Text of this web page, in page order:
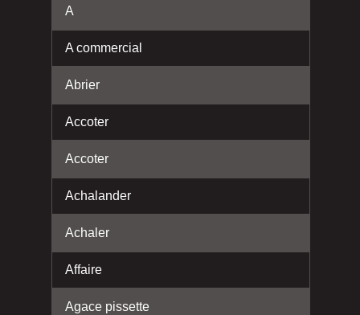
A
A commercial
Abrier
Accoter
Accoter
Achalander
Achaler
Affaire
Agace pissette